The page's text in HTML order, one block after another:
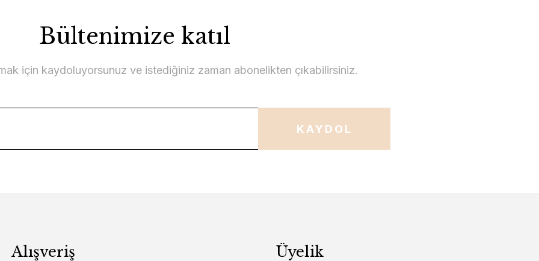
Bültenimize katıl
için kaydoluyorsunuz ve istediğiniz zaman abonelikten çıkabilirsiniz.
KAYDOL
Alışveriş Üyelik